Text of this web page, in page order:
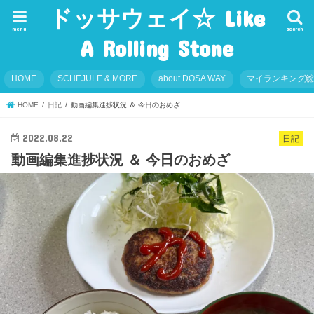
ドッサウェイ☆ Like
A Rolling Stone
search
menu
HOME SCHEJULE & MORE about DOSA WAY マイランキング
HOME 日記 動画編集進捗状況 ＆ 今日のおめざ
日記
2022.08.22
動画編集進捗状況 ＆ 今日のおめざ